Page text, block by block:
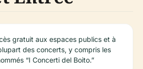
gratuit aux espaces publics et à
des concerts, y compris les
“I Concerti del Boito.”